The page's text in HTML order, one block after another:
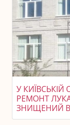
У КИЇВСЬКІЙ
РЕМОНТ
ЗНИЩЕНИЙ